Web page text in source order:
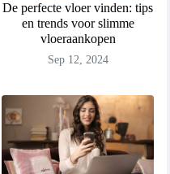
De perfecte vloer vinden: tips
en trends voor slimme
vloeraankopen
Sep 12, 2024